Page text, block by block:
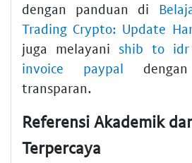
dengan panduan di
Trading Crypto: Update
juga melayani shib to idr
invoice paypal
transparan.
Referensi Akademik
Terpercaya